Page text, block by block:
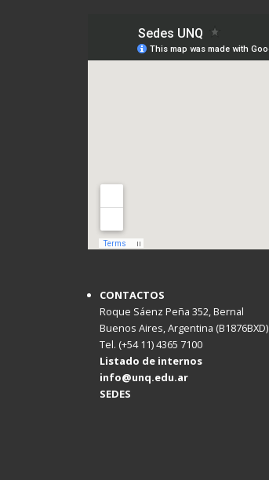
CONTACTOS
Roque Sáenz Peña 352, Bernal
Buenos Aires, Argentina (B1876BXD)
Tel. (+54 11) 4365 7100
Listado de internos
info@unq.edu.ar
SEDES